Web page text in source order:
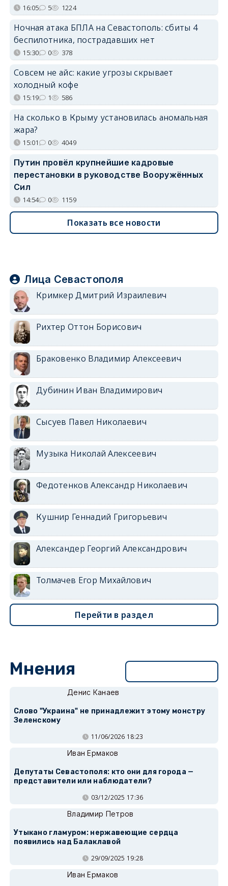
16:05 5 1224
Ночная атака БПЛА на Севастополь: сбиты 4
беспилотника, пострадавших нет
15:30 0 378
Совсем не айс: какие угрозы скрывает
холодный кофе
15:19 1 586
На сколько в Крыму установилась аномальная
жара?
15:01 0 4049
Путин провёл крупнейшие кадровые
перестановки в руководстве Вооружённых
Сил
14:54 0 1159
Показать все новости
Лица Севастополя
Кримкер Дмитрий Израилевич
Рихтер Оттон Борисович
Браковенко Владимир Алексеевич
Дубинин Иван Владимирович
Сысуев Павел Николаевич
Музыка Николай Алексеевич
Федотенков Александр Николаевич
Кушнир Геннадий Григорьевич
Александер Георгий Александрович
Толмачев Егор Михайлович
Перейти в раздел
Мнения
Денис Канаев
Слово "Украина" не принадлежит этому монстру
Зеленскому
11/06/2026 18:23
Иван Ермаков
Депутаты Севастополя: кто они для города —
представители или наблюдатели?
03/12/2025 17:36
Владимир Петров
Утыкано гламуром: нержавеющие сердца
появились над Балаклавой
29/09/2025 19:28
Иван Ермаков